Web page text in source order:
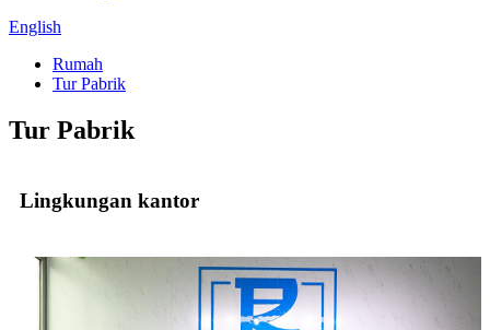
English
Rumah
Tur Pabrik
Tur Pabrik
Lingkungan kantor